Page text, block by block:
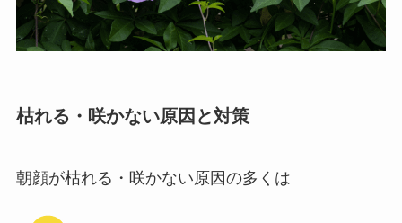
枯れる・咲かない原因と対策
朝顔が枯れる・咲かない原因の多くは